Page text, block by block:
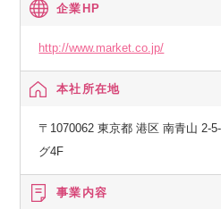
企業HP
http://www.market.co.jp/
本社所在地
〒1070062 東京都 港区 南青山 2-
グ4F
事業内容